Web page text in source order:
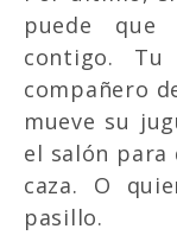
puede que
contigo.
compañero
mueve su
el salón para
caza. O
pasillo.